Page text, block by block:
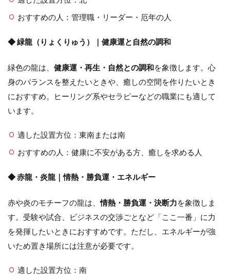
おすすめの人：管理職・リーダー・厄年の人
◆ 緑龍（りょくりゅう）｜健康運と自然の調和
緑色の龍は、 健康運・再生・自然との調和を象徴します。心
身のバランスを整えたいときや、癒しの空間を作りたいとき
におすすめ。ヒーリング系やセラピーなどの職業にも適して
います。
適した設置方位：東南または南
おすすめの人：健康に不安がある方、癒しを求める人
◆ 赤龍・炎龍｜情熱・勝負運・エネルギー
赤や炎のモチーフの龍は、情熱・勝負運・決断力を象徴しま
す。受験や試合、ビジネスの交渉ごとなど「ここ一番」に力
を発揮したいときにおすすめです。ただし、エネルギーが強
いため置き場所には注意が必要です。
適した設置方位：南